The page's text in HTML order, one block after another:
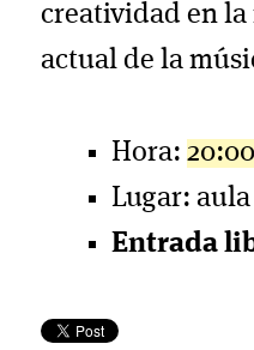
creatividad en
actual de la
Hora:
Lugar: aula
Entrada